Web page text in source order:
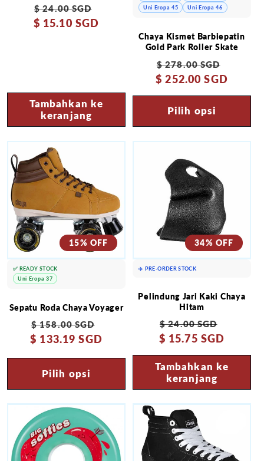
Harga
reguler
$ 24.00 SGD
$ 15.10 SGD
Tambahkan ke
keranjang
Chaya Kismet Barbiepatin
Gold Park Roller Skate
Harga
reguler
$ 278.00 SGD
obral
$ 252.00 SGD
Pilih opsi
Uni Eropa 45
Uni Eropa 46
15% OFF
Sepatu Roda Chaya Voyager
Harga
reguler
$ 158.00 SGD
obral
$ 133.19 SGD
Pilih opsi
✅ READY STOCK
Uni Eropa 37
34% OFF
Pelindung Jari Kaki Chaya
Hitam
Harga
reguler
$ 24.00 SGD
$ 15.75 SGD
Tambahkan ke
keranjang
✈️ PRE-ORDER STOCK